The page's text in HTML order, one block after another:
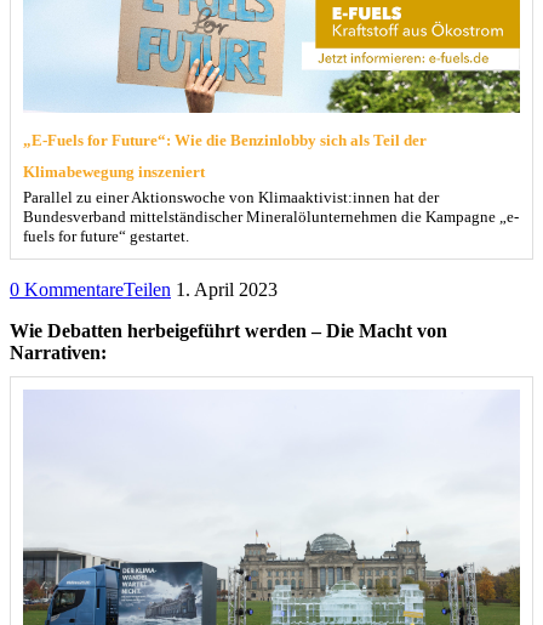
„E-Fuels for Future“: Wie die Benzinlobby sich als Teil der
Klimabewegung inszeniert
Parallel zu einer Aktionswoche von Klimaaktivist:innen hat der
Bundesverband mittelständischer Mineralölunternehmen die Kampagne „e-
fuels for future“ gestartet.
0 KommentareTeilen 1. April 2023
Wie Debatten herbeigeführt werden – Die Macht von
Narrativen: